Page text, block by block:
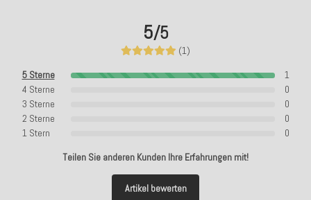
5/5
(1)
5 Sterne
1
4 Sterne
0
3 Sterne
0
2 Sterne
0
1 Stern
0
Teilen Sie anderen Kunden Ihre Erfahrungen mit!
Artikel bewerten